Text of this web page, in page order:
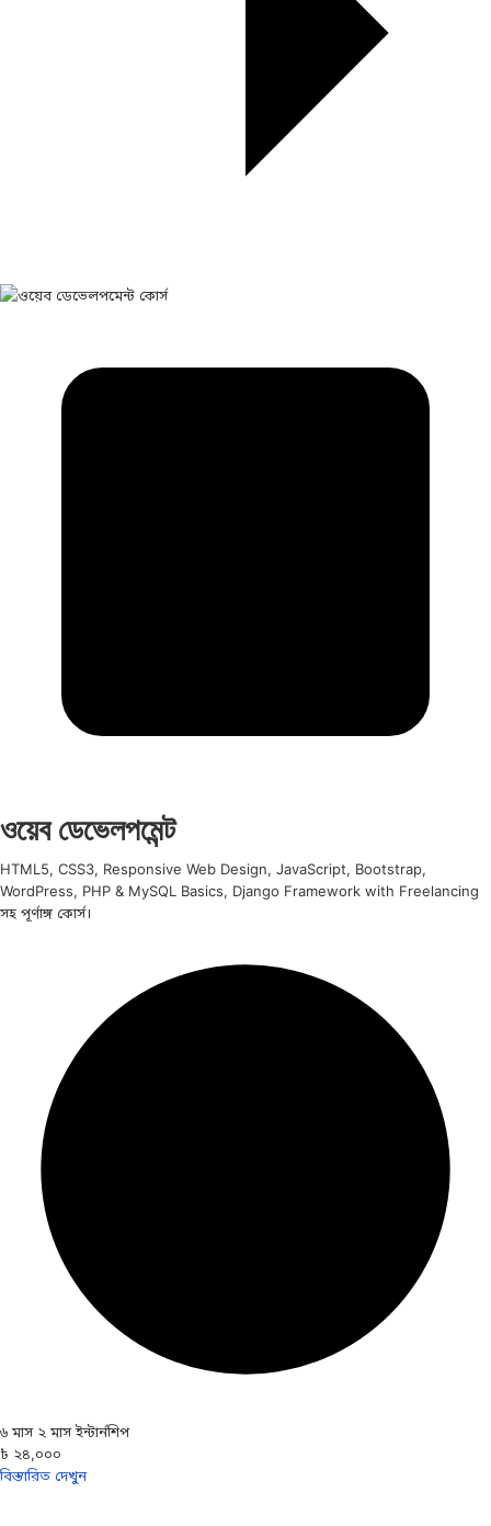
ওয়েব ডেভেলপমেন্ট
HTML5, CSS3, Responsive Web Design, JavaScript, Bootstrap,
WordPress, PHP & MySQL Basics, Django Framework with Freelancing
সহ পূর্ণাঙ্গ কোর্স।
৬ মাস ২ মাস ইন্টার্নশিপ
৳ ২৪,০০০
বিস্তারিত দেখুন